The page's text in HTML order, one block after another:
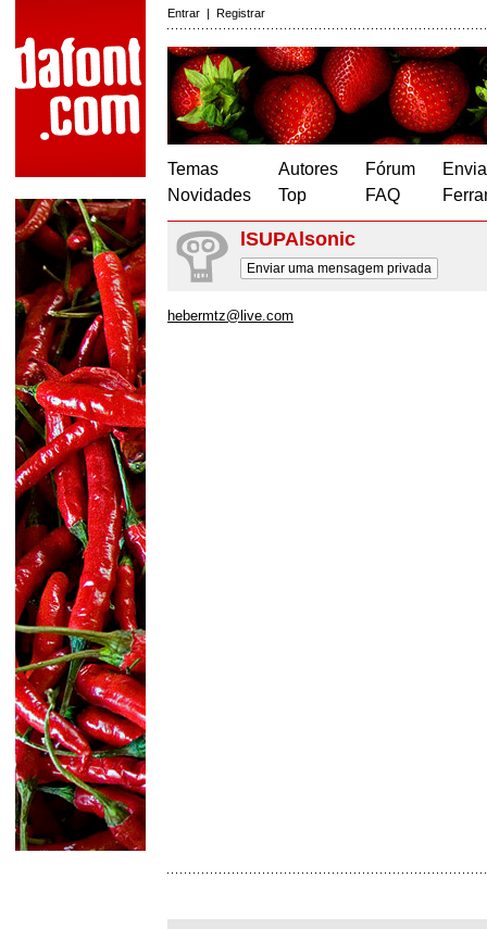
Entrar | Registrar
Temas
Novidades
Autores
Top
Fórum
FAQ
lSUPAlsonic
Enviar uma mensagem privada
hebermtz@live.com